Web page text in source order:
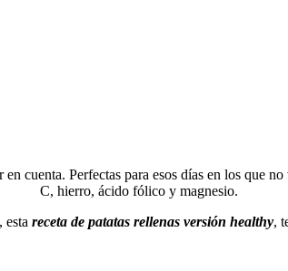
cuenta. Perfectas para esos días en los que
C, hierro, ácido fólico y magnesio.
esta receta de patatas rellenas versión healthy,